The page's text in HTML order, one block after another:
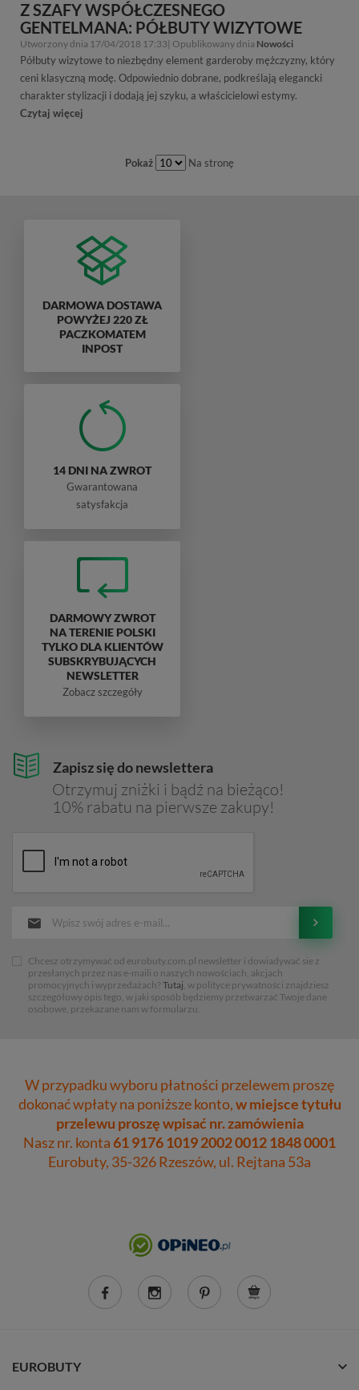
Z SZAFY WSPÓŁCZESNEGO
GENTELMANA: PÓŁBUTY WIZYTOWE
Utworzony dnia 17/04/2018 17:33| Opublikowany dnia Nowości
Półbuty wizytowe to niezbędny element garderoby mężczyzny, który
ceni klasyczną modę. Odpowiednio dobrane, podkreślają elegancki
charakter stylizacji i dodają jej szyku, a właścicielowi estymy.
Czytaj więcej
Pokaż Na stronę
Zapisz się do newslettera
Otrzymuj zniżki i bądź na bieżąco!
10% rabatu na pierwsze zakupy!
Chcesz otrzymywać od eurobuty.com.pl newsletter i dowiadywać sie z
przesłanych przez nas e-maili o naszych nowościach, akcjach
promocyjnych i wyprzedażach? Tutaj, w polityce prywatności znajdziesz
szczegółowy opis tego, w jaki sposób będziemy przetwarzać Twoje dane
osobowe, przekazane nam w formularzu.
DARMOWA DOSTAWA
POWYŻEJ 220 ZŁ
PACZKOMATEM
INPOST
14 DNI NA ZWROT
Gwarantowana
satysfakcja
DARMOWY ZWROT
NA TERENIE POLSKI
TYLKO DLA KLIENTÓW
SUBSKRYBUJĄCYCH
NEWSLETTER
Zobacz szczegóły
W przypadku wyboru płatności przelewem proszę
dokonać wpłaty na poniższe konto,w miejsce tytułu
przelewu proszę wpisać nr. zamówienia
Nasz nr. konta61 9176 1019 2002 0012 1848 0001
Eurobuty, 35-326 Rzeszów, ul. Rejtana 53a
EUROBUTY